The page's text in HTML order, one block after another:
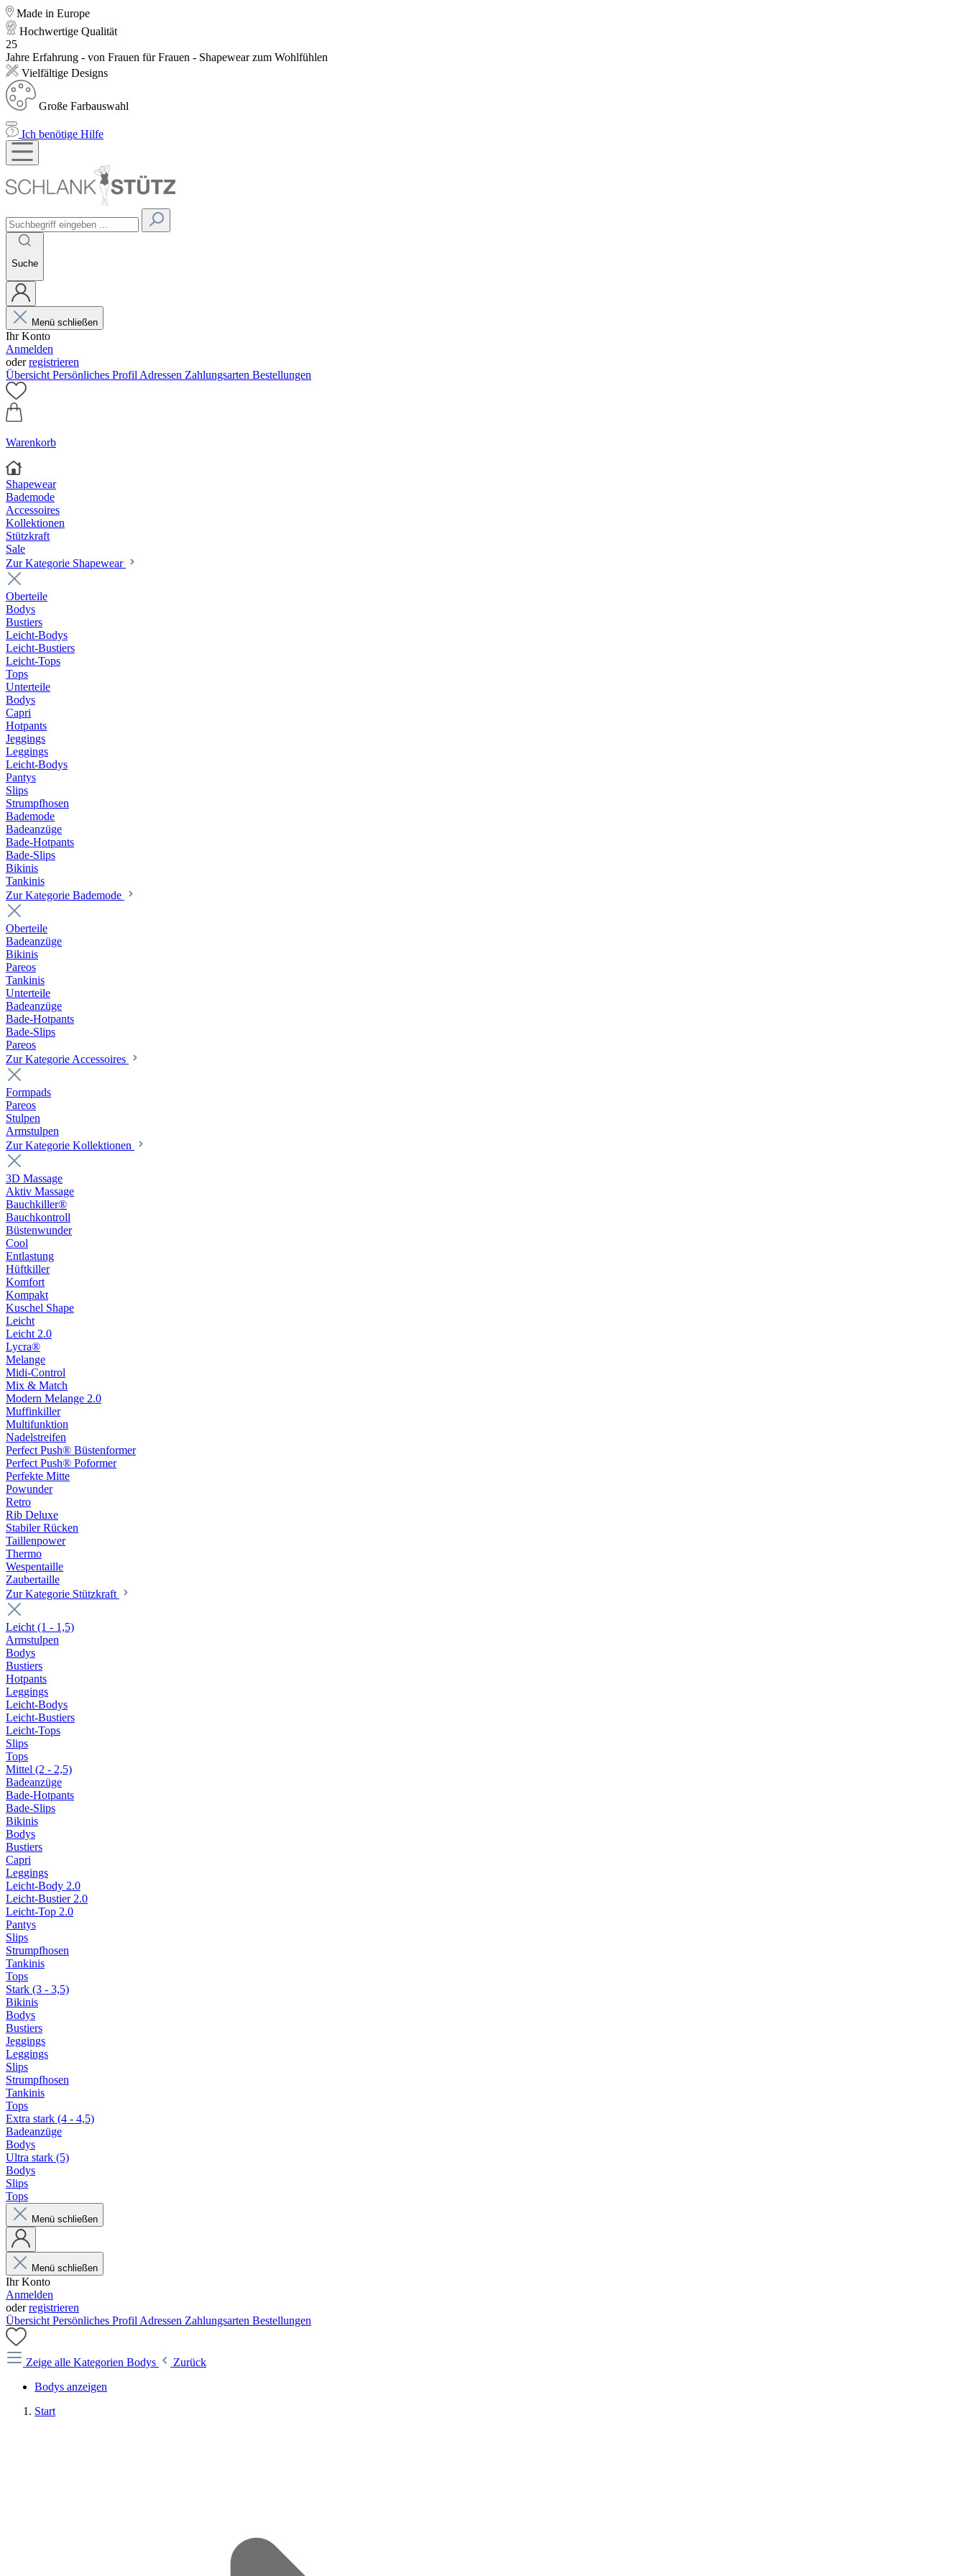
Made in Europe
Hochwertige Qualität
25
Jahre Erfahrung - von Frauen für Frauen - Shapewear zum Wohlfühlen
Vielfältige Designs
Große Farbauswahl
Ich benötige Hilfe
Suche
Menü schließen
Ihr Konto
Anmelden
oderregistrieren
Übersicht Persönliches Profil Adressen Zahlungsarten Bestellungen
Warenkorb
Shapewear
Bademode
Accessoires
Kollektionen
Stützkraft
Sale
Zur Kategorie Shapewear
Oberteile
Bodys
Bustiers
Leicht-Bodys
Leicht-Bustiers
Leicht-Tops
Tops
Unterteile
Bodys
Capri
Hotpants
Jeggings
Leggings
Leicht-Bodys
Pantys
Slips
Strumpfhosen
Bademode
Badeanzüge
Bade-Hotpants
Bade-Slips
Bikinis
Tankinis
Zur Kategorie Bademode
Oberteile
Badeanzüge
Bikinis
Pareos
Tankinis
Unterteile
Badeanzüge
Bade-Hotpants
Bade-Slips
Pareos
Zur Kategorie Accessoires
Formpads
Pareos
Stulpen
Armstulpen
Zur Kategorie Kollektionen
3D Massage
Aktiv Massage
Bauchkiller®
Bauchkontroll
Büstenwunder
Cool
Entlastung
Hüftkiller
Komfort
Kompakt
Kuschel Shape
Leicht
Leicht 2.0
Lycra®
Melange
Midi-Control
Mix & Match
Modern Melange 2.0
Muffinkiller
Multifunktion
Nadelstreifen
Perfect Push® Büstenformer
Perfect Push® Poformer
Perfekte Mitte
Powunder
Retro
Rib Deluxe
Stabiler Rücken
Taillenpower
Thermo
Wespentaille
Zaubertaille
Zur Kategorie Stützkraft
Leicht (1 - 1,5)
Armstulpen
Bodys
Bustiers
Hotpants
Leggings
Leicht-Bodys
Leicht-Bustiers
Leicht-Tops
Slips
Tops
Mittel (2 - 2,5)
Badeanzüge
Bade-Hotpants
Bade-Slips
Bikinis
Bodys
Bustiers
Capri
Leggings
Leicht-Body 2.0
Leicht-Bustier 2.0
Leicht-Top 2.0
Pantys
Slips
Strumpfhosen
Tankinis
Tops
Stark (3 - 3,5)
Bikinis
Bodys
Bustiers
Jeggings
Leggings
Slips
Strumpfhosen
Tankinis
Tops
Extra stark (4 - 4,5)
Badeanzüge
Bodys
Ultra stark (5)
Bodys
Slips
Tops
Menü schließen
Menü schließen
Ihr Konto
Anmelden
oderregistrieren
Übersicht Persönliches Profil Adressen Zahlungsarten Bestellungen
Zeige alle Kategorien Bodys
Zurück
Bodys anzeigen
Start